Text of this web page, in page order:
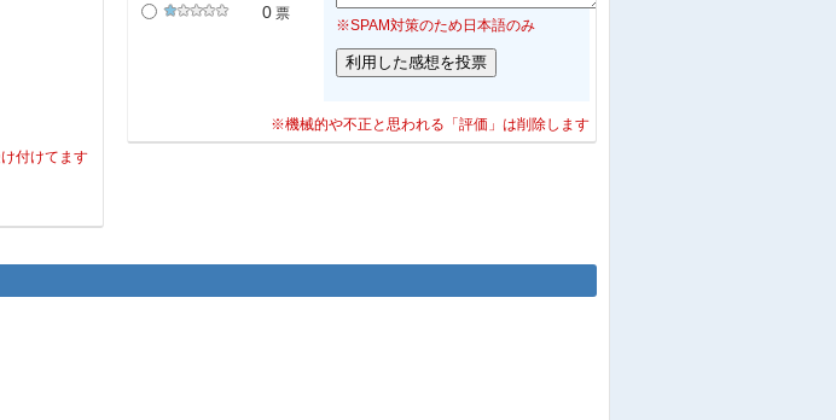
0 票
※SPAM対策のため日本語のみ
※機械的や不正と思われる「評価」は削除します
付けてます